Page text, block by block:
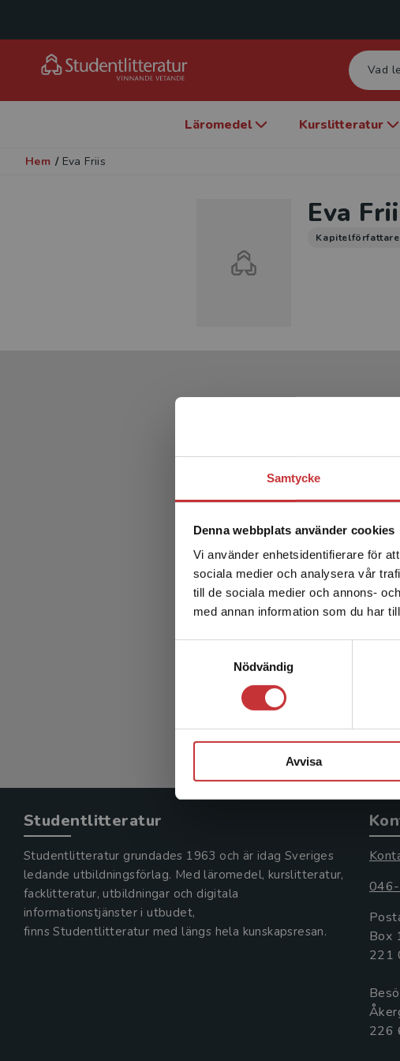
Samtycke
Denna webbplats använder cookies
Vi använder enhetsidentifierare för
sociala medier och analysera vår
till de sociala medier och annons-
med annan information som du har
Nödvändig
Avvisa
Det
Läromedel Kurslitteratur
Hem / Eva Friis
Eva
Kapitelförfattare
Studentlitteratur
Studentlitteratur grundades 1963 och är idag Sveriges
ledande utbildningsförlag. Med läromedel, kurslitteratur,
facklitteratur, utbildningar och digitala
informationstjänster i utbudet,
finns Studentlitteratur med längs hela kunskapsresan.
Box
221